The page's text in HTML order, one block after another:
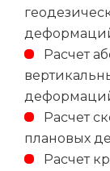
Расчет
Расчет
плановых
Расчет